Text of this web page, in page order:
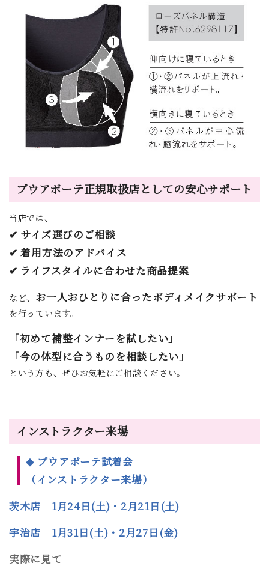
プウアボーテ正規取扱店としての安心サポート
当店では、
✔ サイズ選びのご相談
✔ 着用方法のアドバイス
✔ ライフスタイルに合わせた商品提案
など、 お一人おひとりに合ったボディメイクサポート
を行っています。
「初めて補整インナーを試したい」
「今の体型に合うものを相談したい」
という方も、ぜひお気軽にご相談ください。
インストラクター来場
◆ プウアボーテ試着会
（インストラクター来場）
茨木店 1月24日(土)・2月21日(土)
宇治店 1月31日(土)・2月27日(金)
実際に見て